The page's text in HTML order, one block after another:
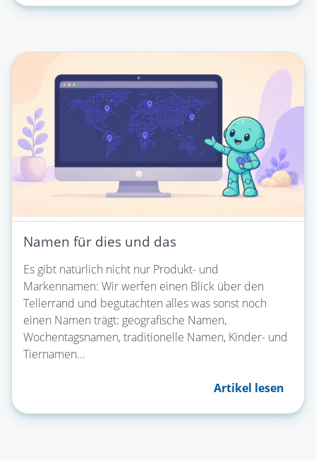
Namen für dies und das
Es gibt natürlich nicht nur Produkt- und
Markennamen: Wir werfen einen Blick über den
Tellerrand und begutachten alles was sonst noch
einen Namen trägt: geografische Namen,
Wochentagsnamen, traditionelle Namen, Kinder- und
Tiernamen...
Artikel lesen